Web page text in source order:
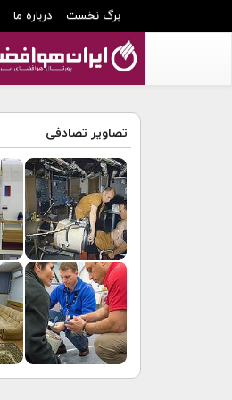
برگ نخست درباره ما
تصاویر تصادفی